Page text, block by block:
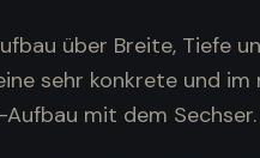
über Breite, Tiefe
sehr konkrete und im
mit dem Sechser.